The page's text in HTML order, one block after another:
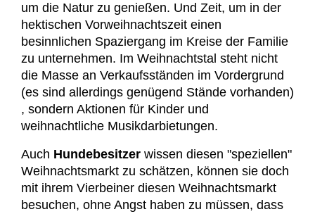
um die Natur zu genießen. Und Zeit, um in der
hektischen Vorweihnachtszeit einen
besinnlichen Spaziergang im Kreise der Familie
zu unternehmen. Im Weihnachtstal steht nicht
die Masse an Verkaufsständen im Vordergrund
(es sind allerdings genügend Stände vorhanden)
, sondern Aktionen für Kinder und
weihnachtliche Musikdarbietungen.
Auch Hundebesitzer wissen diesen "speziellen"
Weihnachtsmarkt zu schätzen, können sie doch
mit ihrem Vierbeiner diesen Weihnachtsmarkt
besuchen, ohne Angst haben zu müssen, dass